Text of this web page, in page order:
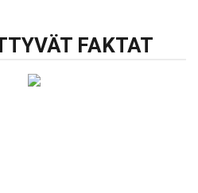
FAKTAT